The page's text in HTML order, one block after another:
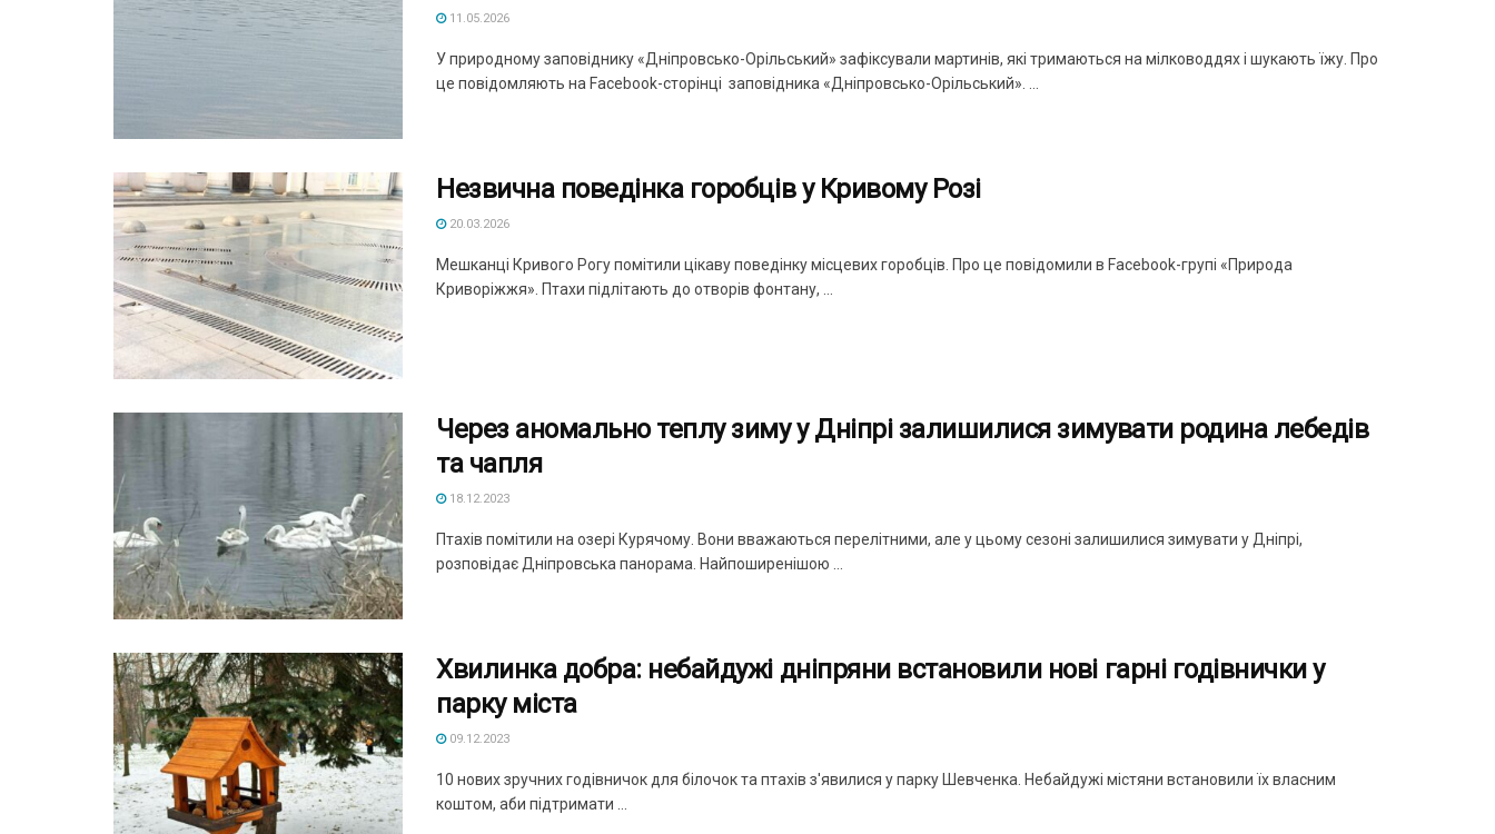
11.05.2026
У природному заповіднику «Дніпровсько-Орільський» зафіксували мартинів, які тримаються на мілководдях і шукають їжу. Про
це повідомляють на Facebook-сторінці заповідника «Дніпровсько-Орільський». ...
Незвична поведінка горобців у Кривому Розі
20.03.2026
Мешканці Кривого Рогу помітили цікаву поведінку місцевих горобців. Про це повідомили в Facebook-групі «Природа
Криворіжжя». Птахи підлітають до отворів фонтану, ...
Через аномально теплу зиму у Дніпрі залишилися зимувати родина лебедів
та чапля
18.12.2023
Птахів помітили на озері Курячому. Вони вважаються перелітними, але у цьому сезоні залишилися зимувати у Дніпрі,
розповідає Дніпровська панорама. Найпоширенішою ...
Хвилинка добра: небайдужі дніпряни встановили нові гарні годівнички у
парку міста
09.12.2023
10 нових зручних годівничок для білочок та птахів з'явилися у парку Шевченка. Небайдужі містяни встановили їх власним
коштом, аби підтримати ...